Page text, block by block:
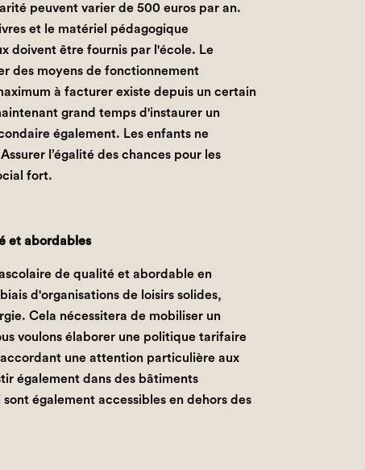
peuvent varier de 500 euros par an.
et le matériel pédagogique
doivent être fournis par l'école. Le
des moyens de fonctionnement
à facturer existe depuis un certain
grand temps d'instaurer un
également. Les enfants ne
l’égalité des chances pour les
fort.
et abordables
de qualité et abordable en
d'organisations de loisirs solides,
Cela nécessitera de mobiliser un
voulons élaborer une politique tarifaire
une attention particulière aux
également dans des bâtiments
également accessibles en dehors des